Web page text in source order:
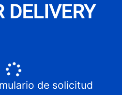
DELIVERY
de solicitud